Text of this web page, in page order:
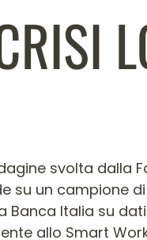
formulazione: “Il datore di lavoro garantisce la salute e sicurezza del lavoratore che svolge la prestazione in modalità di lavoro agile. Gli obblighi relativi si intendono interamente assolti con la consegna al lavoratore e al rappresentante dei lavoratori per la sicurezza di un’informativa scritta nella quale sono individuati, limitatamente alla dotazione degli strumenti forniti dal datore di lavoro al lavoratore, i rischi generali e i rischi specifici connessi alla particolare modalità di esecuzione del rapporto di lavoro”. Il primo Deputato aspira poi a sostituire la parola “garantisce” con la parola “promuove”. Invece, altri tre Onorevoli vorrebbero sopprimere la parola: “almeno”, o, in alternativa, “dopo le parole: almeno annuale”, “aggiungere le seguenti: ovvero ogni qualvolta lo stesso lavoratore presti la propria attività lavorativa in un luogo diverso”. Ad avviso dell’on. Tinagli, dovrebbero essere soppresse “le parole: e i rischi specifici”. Mentre l’on. Polverini suggerisce di “aggiungere, in fine, le parole: nonché le azioni messe in campo dal datore di lavoro stesso per impedirli”. Il 21 febbraio 2017, il primo Deputato “chiede la votazione del suo emendamento, volto a scongiurare, come chiesto da numerosi soggetti auditi, l’aumento dei costi e degli oneri burocratici a carico dei datori di lavoro, chiarendo che il contenuto dell’informativa che essi hanno l’obbligo di trasmettere al lavoratore e ai rappresentanti per la sicurezza è limitato agli strumenti forniti”. Ma